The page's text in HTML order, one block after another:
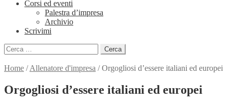
Corsi ed eventi
Palestra d’impresa
Archivio
Scrivimi
Ricerca
per:
Home /Allenatore d'impresa /Orgogliosi d’essere italiani ed europei
Orgogliosi d’essere italiani ed europei